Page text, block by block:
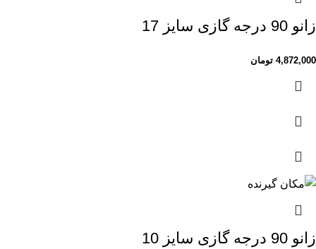
زانو 90 درجه گازی سایز 17
4,872,000 تومان
زانو 90 درجه گازی سایز 10